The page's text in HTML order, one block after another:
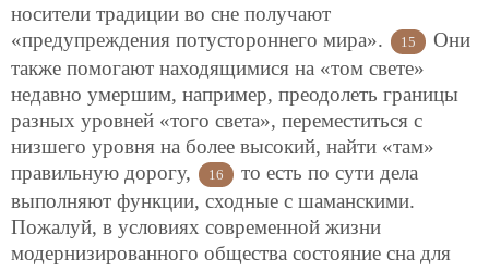
носители традиции во сне получают
«предупреждения потустороннего мира».
15
Они
также помогают находящимися на «том свете»
недавно умершим, например, преодолеть границы
разных уровней «того света», переместиться с
низшего уровня на более высокий, найти «там»
правильную дорогу,
16
то есть по сути дела
выполняют функции, сходные с шаманскими.
Пожалуй, в условиях современной жизни
модернизированного общества состояние сна для